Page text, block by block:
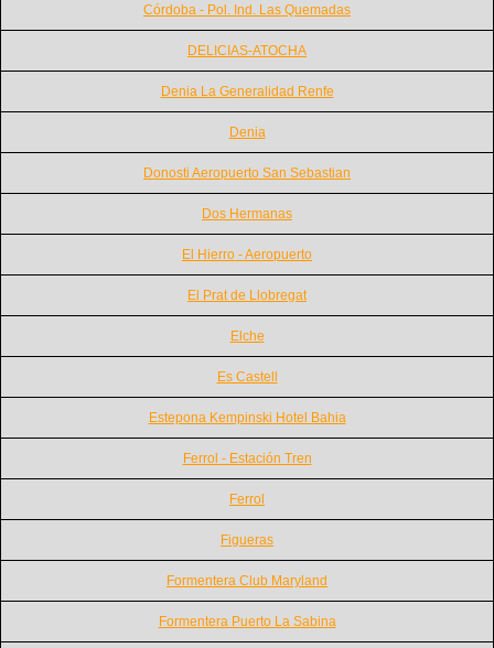
Córdoba - Pol. Ind. Las Quemadas
DELICIAS-ATOCHA
Denia La Generalidad Renfe
Denia
Donosti Aeropuerto San Sebastian
Dos Hermanas
El Hierro - Aeropuerto
El Prat de Llobregat
Elche
Es Castell
Estepona Kempinski Hotel Bahia
Ferrol - Estación Tren
Ferrol
Figueras
Formentera Club Maryland
Formentera Puerto La Sabina